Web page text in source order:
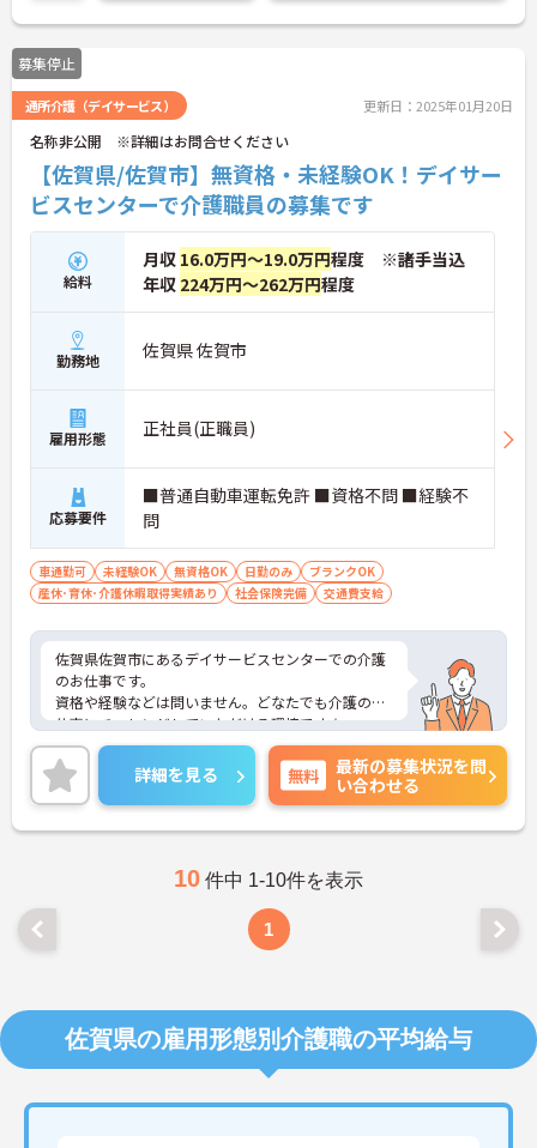
募集停止
通所介護（デイサービス） 更新日：2025年01月20日
名称非公開 ※詳細はお問合せください
【佐賀県/佐賀市】無資格・未経験OK！デイサー
ビスセンターで介護職員の募集です
給料
月収 16.0万円～19.0万円程度 ※諸手当込
年収 224万円～262万円程度
勤務地 佐賀県 佐賀市
雇用形態 正社員(正職員)
応募要件
■普通自動車運転免許 ■資格不問 ■経験不
問
車通勤可 未経験OK 無資格OK 日勤のみ
ブランクOK
産休･育休･介護休暇取得実績あり
社会保険完備 交通費支給
佐賀県佐賀市にあるデイサービスセンターでの介護
のお仕事です。
資格や経験などは問いません。どなたでも介護のお
仕事にチャレンジしていただける環境です☆
働きながら資格を取っていただくことも可能です。
その場合の休日等は考慮いたします。
デイサービスなので、朝から夕方のお仕事となりま
す。ご家庭やプライベートを大切にしながらお仕事
に取り組むことができます。
ゃる方に理解があるので、安心して働いて頂ける環
マイカー通勤も可能なため、通勤に便利ですよ♪
ご興味がある方は是非一度マイナビまでお問合せ下
詳細を見る 無料
最新の募集状況を問
い合わせる
10 件中 1-10件を表示
1
佐賀県の雇用形態別介護職の平均給与